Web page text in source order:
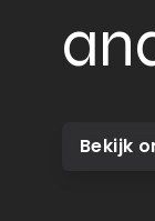
Bekijk